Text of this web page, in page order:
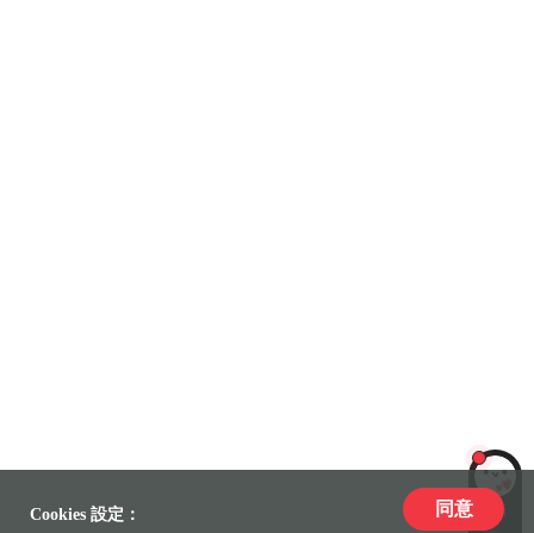
LiLi
Cookies 設定： 同意